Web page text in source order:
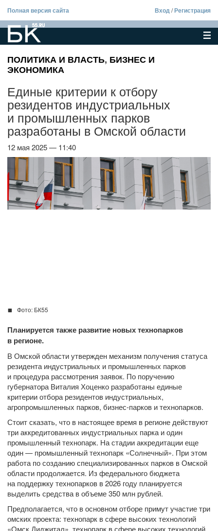
Полная версия сайта Вход/Регистрация
ПОЛИТИКА И ВЛАСТЬ, БИЗНЕС И
ЭКОНОМИКА
Единые критерии к отбору
резидентов индустриальных
и промышленных парков
разработаны в Омской области
12 мая 2025 — 11:40
Фото: БК55
Планируется также развитие новых технопарков
в регионе.
В Омской области утвержден механизм получения статуса
резидента индустриальных и промышленных парков
и процедура рассмотрения заявок. По поручению
губернатора Виталия Хоценко разработаны единые
критерии отбора резидентов индустриальных,
агропромышленных парков, бизнес-парков и технопарков.
Стоит сказать, что в настоящее время в регионе действуют
три аккредитованных индустриальных парка и один
промышленный технопарк. На стадии аккредитации еще
один — промышленный технопарк «Солнечный». При этом
работа по созданию специализированных парков в Омской
области продолжается. Из федерального бюджета
на поддержку технопарков в 2026 году планируется
выделить средства в объеме 350 млн рублей.
Предполагается, что в основном отборе примут участие три
омских проекта: технопарк в сфере высоких технологий
«Омск Диджитал», технопарк в сфере высоких технологий